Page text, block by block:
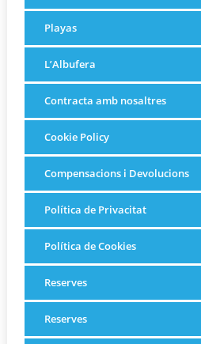
Playas
L’Albufera
Contracta amb nosaltres
Cookie Policy
Compensacions i Devolucions
Política de Privacitat
Política de Cookies
Reserves
Reserves